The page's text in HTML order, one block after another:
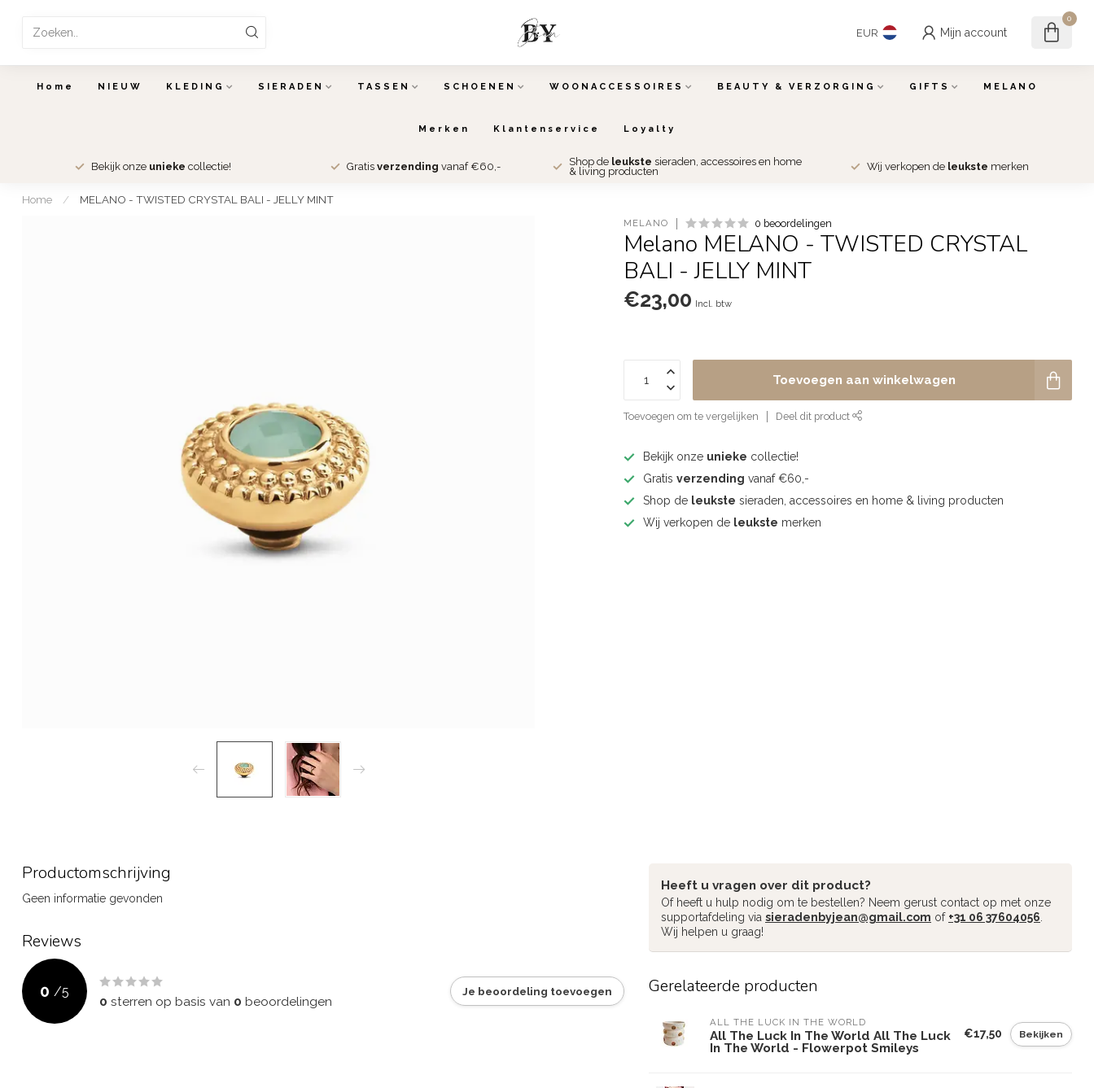
EUR Mijn account
0
Home NIEUW KLEDING SIERADEN TASSEN SCHOENEN WOONACCESSOIRES BEAUTY & VERZORGING GIFTS MELANO
Merken Klantenservice Loyalty
Bekijk onze unieke collectie! Gratis verzending vanaf €60,- Shop de leukste sieraden, accessoires en home
& living producten
Wij verkopen de leukste merken
Home / MELANO - TWISTED CRYSTAL BALI - JELLY MINT
MELANO 0 beoordelingen
Melano MELANO - TWISTED CRYSTAL
BALI - JELLY MINT
€23,00 Incl. btw
Toevoegen aan winkelwagen
Toevoegen om te vergelijken Deel dit product
Bekijk onze unieke collectie!
Gratisverzending vanaf €60,-
Shop de leukste sieraden, accessoires en home & living producten
Wij verkopen de leukste merken
Productomschrijving
Geen informatie gevonden
Reviews
0 /5
0 sterren op basis van 0 beoordelingen
Je beoordeling toevoegen
Heeft u vragen over dit product?
Of heeft u hulp nodig om te bestellen? Neem gerust contact op met onze
supportafdeling via sieradenbyjean@gmail.com of +31 06 37604056
Wij helpen u graag!
Gerelateerde producten
ALL THE LUCK IN THE WORLD
All The Luck In The World All The Luck
In The World - Flowerpot Smileys
€17,50 Bekijken